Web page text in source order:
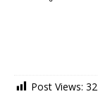
Post Views: 32